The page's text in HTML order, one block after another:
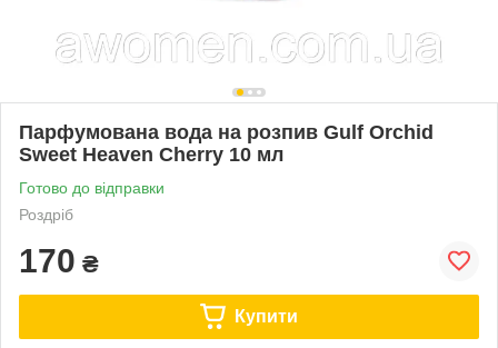
Парфумована вода на розпив Gulf Orchid
Sweet Heaven Cherry 10 мл
Готово до відправки
Роздріб
170 ₴
Купити